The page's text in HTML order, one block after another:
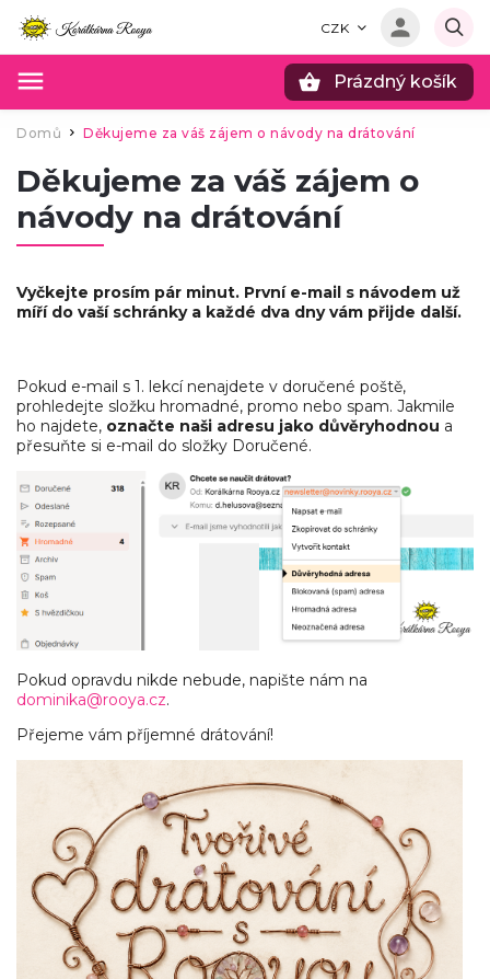
CZK
Prázdný košík
Domů / Děkujeme za váš zájem o návody na drátování
Děkujeme za váš zájem o
návody na drátování
Vyčkejte prosím pár minut. První e-mail s návodem už
míří do vaší schránky a každé dva dny vám přijde další.
Pokud e-mail s 1. lekcí nenajdete v doručené poště,
prohledejte složku hromadné, promo nebo spam. Jakmile
ho najdete, označte naši adresu jako důvěryhodnou a
přesuňte si e-mail do složky Doručené.
Pokud opravdu nikde nebude, napište nám na
dominika@rooya.cz.
Přejeme vám příjemné drátování!